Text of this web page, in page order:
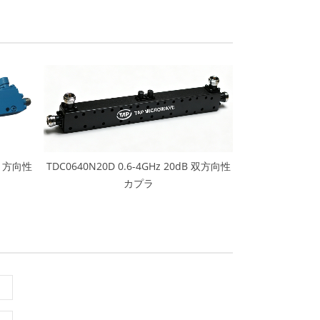
向性
TDC0640N20D 0.6-4GHz 20dB 双方向性
カプラ